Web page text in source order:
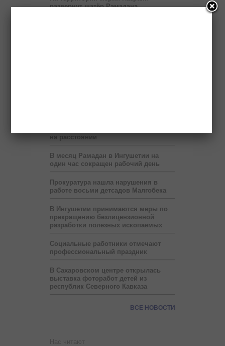
развернут шатёр Рамадана
на расстоянии
В месяц Рамадан в Ингушетии на
один час сокращен рабочий день
Прокуратура нашла нарушения в
работе восьми детсадов Малгобека
В Ингушетии принимаются меры по
прекращению безлицензионной
разработки полезных ископаемых
Социальные работники отмечают
профессиональный праздник
В Сахаровском центре открылась
выставка фоторабот детей из
республик Северного Кавказа
ВСЕ НОВОСТИ
Нас читают